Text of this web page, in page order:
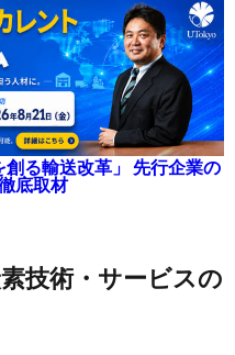
る輸送改革」 先行企業の
底取材